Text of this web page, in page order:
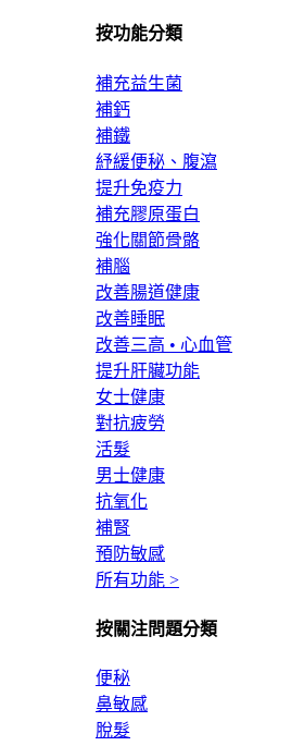
按功能分類
補充益生菌
補鈣
補鐵
紓緩便秘、腹瀉
提升免疫力
補充膠原蛋白
強化關節骨骼
補腦
改善腸道健康
改善睡眠
改善三高 • 心血管
提升肝臟功能
女士健康
對抗疲勞
活髮
男士健康
抗氧化
補腎
預防敏感
所有功能 >
按關注問題分類
便秘
鼻敏感
脫髮